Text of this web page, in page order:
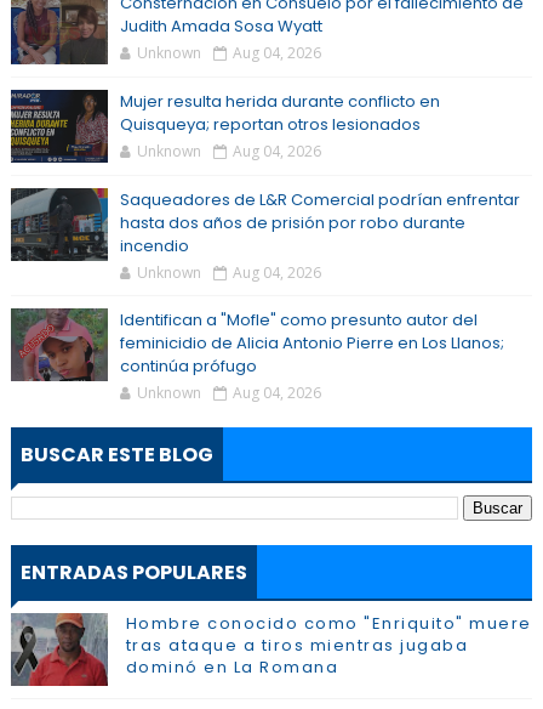
Judith Amada Sosa Wyatt
Unknown Aug 04, 2026
Mujer resulta herida durante conflicto en
Quisqueya; reportan otros lesionados
Unknown Aug 04, 2026
Saqueadores de L&R Comercial podrían enfrentar
hasta dos años de prisión por robo durante
incendio
Unknown Aug 04, 2026
Identifican a "Mofle" como presunto autor del
feminicidio de Alicia Antonio Pierre en Los Llanos;
continúa prófugo
Unknown Aug 04, 2026
BUSCAR ESTE BLOG
ENTRADAS POPULARES
Hombre conocido como "Enriquito" muere
tras ataque a tiros mientras jugaba
dominó en La Romana